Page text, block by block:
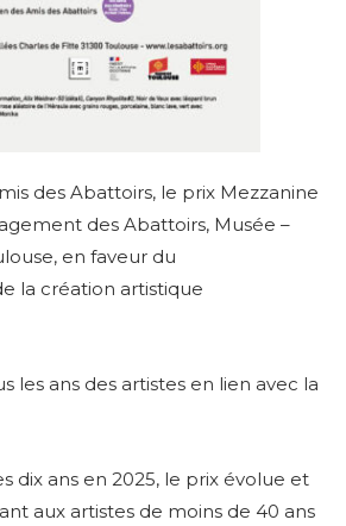
des Abattoirs, le prix Mezzanine
des Abattoirs, Musée –
en faveur du
la création artistique
les ans des artistes en lien avec la
dix ans en 2025, le prix évolue et
aux artistes de moins de 40 ans